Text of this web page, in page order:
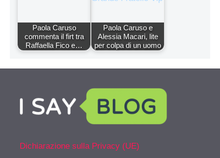
Paola Caruso
commenta il firt tra
Raffaella Fico e…
Paola Caruso e
Alessia Macari, lite
per colpa di un uomo
Dichiarazione sulla Privacy (UE)